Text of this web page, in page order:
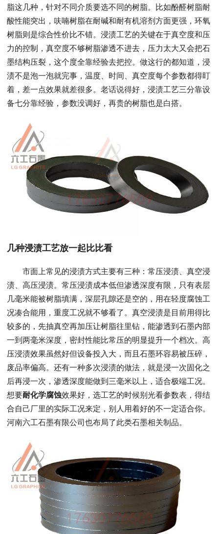
脂这几种，针对不同介质要选不同的树脂。比如酚醛树脂耐
酸性能突出，呋喃树脂在耐碱和耐有机溶剂方面更强，环氧
树脂则是综合性价比不错。浸渍工艺的关键在于真空度和压
力的控制，真空度不够树脂渗透不进去，压力太大又会把石
墨结构压裂，这个度全靠经验去把控。做这行的都知道，浸
渍不是泡一泡就完事，温度、时间、真空度每个参数都得盯
着，差一点效果就差很多。老话说得好，浸渍工艺三分靠设
备七分靠经验，参数没调好，再贵的树脂也是白搭。
几种浸渍工艺放一起比比看
市面上常见的浸渍方式主要有三种：常压浸渍、真空浸
渍、高压浸渍。常压浸渍成本低但渗透深度有限，只有表层
几毫米能被树脂填满，深层孔隙还是空的，用在轻度腐蚀工
况凑合能用，重度工况就不够看了。真空浸渍是目前用得比
较多的，先抽真空再加压让树脂往里钻，能渗透到石墨内部
一到两毫米深度，密封性能比常压的明显提升一个档次。高
压浸渍效果虽然好但设备投入大，而且石墨环容易被压碎，
废品率偏高。还有一种多次浸渍的做法，就是浸一次固化之
后再浸一次，渗透深度能做到三毫米以上，适合极端工况。
想要耐化学腐蚀效果好，选工艺的时候别光看参数表，得结
合自己厂里的实际工况来定，别人用着好的不一定适合你。
河南六工石墨有限公司也布局了此类石墨相关制品。